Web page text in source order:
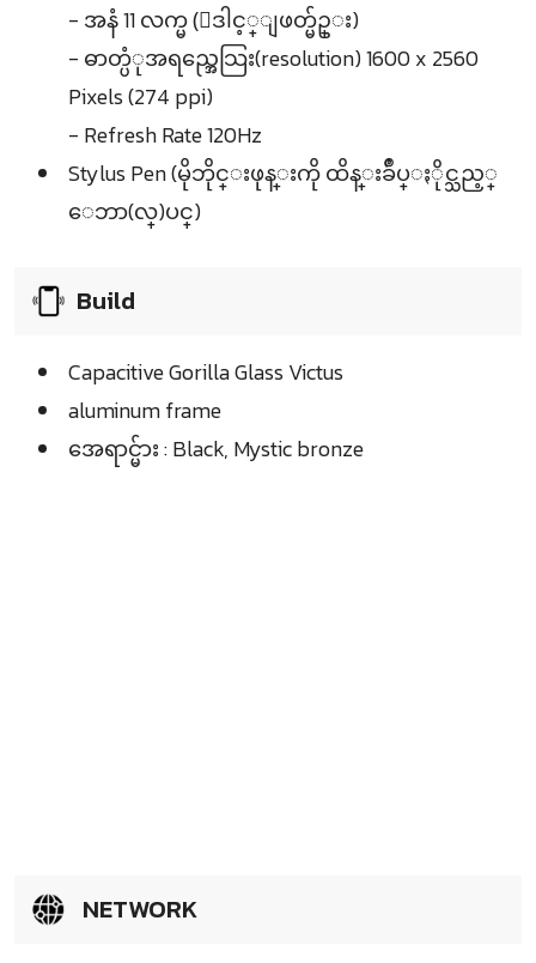
- အနံ 11 လက္မ (ေဒါင့္ျဖတ္မ်ဥ္း)
- ဓာတ္ပံုအရည္အေသြး(resolution) 1600 x 2560
Pixels (274 ppi)
- Refresh Rate 120Hz
Stylus Pen (မိုဘိုင္းဖုန္းကို ထိန္းခ်ဳပ္ႏိုင္သည့္
ေဘာ(လ္)ပင္)
Build
Capacitive Gorilla Glass Victus
aluminum frame
အေရာင္မ်ား : Black, Mystic bronze
NETWORK